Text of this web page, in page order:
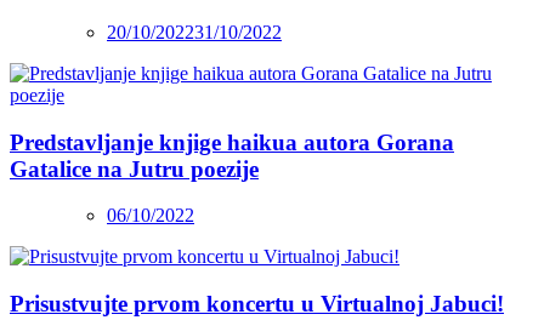
20/10/202231/10/2022
Predstavljanje knjige haikua autora Gorana
Gatalice na Jutru poezije
06/10/2022
Prisustvujte prvom koncertu u Virtualnoj Jabuci!